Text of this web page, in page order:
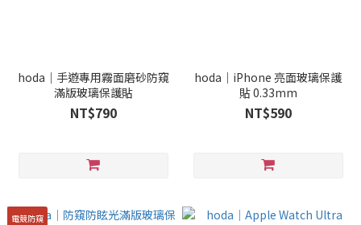
hoda｜手遊專用霧面磨砂防窺
滿版玻璃保護貼
NT$790
hoda｜iPhone 亮面玻璃保護
貼 0.33mm
NT$590
電競防窺